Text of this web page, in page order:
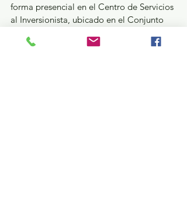
forma presencial en el Centro de Servicios
al Inversionista, ubicado en el Conjunto
mediante videoconferencias, el correo